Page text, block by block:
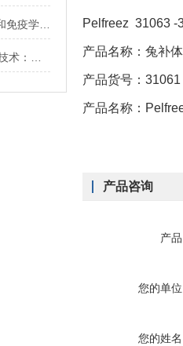
Pelfreez 31063 -
产品名称：兔补
产品货号：31061
产品名称：
产品咨询
产
您的单
您的姓